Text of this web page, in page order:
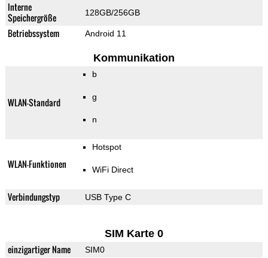
Interne
Speichergröße
128GB/256GB
Betriebssystem Android 11
Kommunikation
WLAN-Standard
b
g
n
WLAN-Funktionen
Hotspot
WiFi Direct
Verbindungstyp USB Type C
SIM Karte 0
einzigartiger Name SIM0